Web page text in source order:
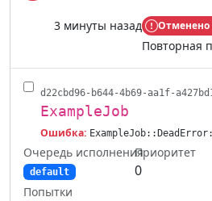
3 минуты назад Отменено
Повторная
d22cbd96-b644-4b69-aa1f-
ExampleJob
Ошибка:
Очередь исполнения
default
Приоритет
0
Попытки